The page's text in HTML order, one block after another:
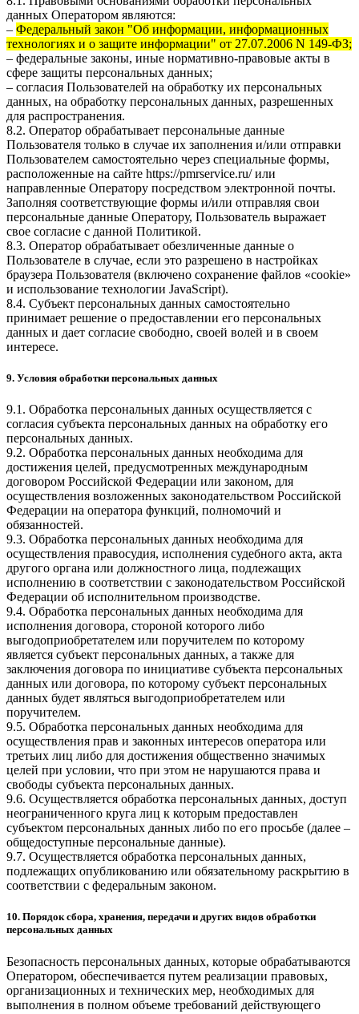
данных Оператором являются:
– Федеральный закон "Об информации, информационных
технологиях и о защите информации" от 27.07.2006 N 149-ФЗ;
– федеральные законы, иные нормативно-правовые акты в
сфере защиты персональных данных;
– согласия Пользователей на обработку их персональных
данных, на обработку персональных данных, разрешенных
для распространения.
8.2. Оператор обрабатывает персональные данные
Пользователя только в случае их заполнения и/или отправки
Пользователем самостоятельно через специальные формы,
расположенные на сайте https://pmrservice.ru/или
направленные Оператору посредством электронной почты.
Заполняя соответствующие формы и/или отправляя свои
персональные данные Оператору, Пользователь выражает
свое согласие с данной Политикой.
8.3. Оператор обрабатывает обезличенные данные о
Пользователе в случае, если это разрешено в настройках
браузера Пользователя (включено сохранение файлов «cookie»
и использование технологии JavaScript).
8.4. Субъект персональных данных самостоятельно
принимает решение о предоставлении его персональных
данных и дает согласие свободно, своей волей и в своем
интересе.
9. Условия обработки персональных данных
9.1. Обработка персональных данных осуществляется с
согласия субъекта персональных данных на обработку его
персональных данных.
9.2. Обработка персональных данных необходима для
достижения целей, предусмотренных международным
договором Российской Федерации или законом, для
осуществления возложенных законодательством Российской
Федерации на оператора функций, полномочий и
обязанностей.
9.3. Обработка персональных данных необходима для
осуществления правосудия, исполнения судебного акта, акта
другого органа или должностного лица, подлежащих
исполнению в соответствии с законодательством Российской
Федерации об исполнительном производстве.
9.4. Обработка персональных данных необходима для
исполнения договора, стороной которого либо
выгодоприобретателем или поручителем по которому
является субъект персональных данных, а также для
заключения договора по инициативе субъекта персональных
данных или договора, по которому субъект персональных
данных будет являться выгодоприобретателем или
поручителем.
9.5. Обработка персональных данных необходима для
осуществления прав и законных интересов оператора или
третьих лиц либо для достижения общественно значимых
целей при условии, что при этом не нарушаются права и
свободы субъекта персональных данных.
9.6. Осуществляется обработка персональных данных, доступ
неограниченного круга лиц к которым предоставлен
субъектом персональных данных либо по его просьбе (далее –
общедоступные персональные данные).
9.7. Осуществляется обработка персональных данных,
подлежащих опубликованию или обязательному раскрытию в
соответствии с федеральным законом.
10. Порядок сбора, хранения, передачи и других видов обработки
персональных данных
Безопасность персональных данных, которые обрабатываются
Оператором, обеспечивается путем реализации правовых,
организационных и технических мер, необходимых для
выполнения в полном объеме требований действующего